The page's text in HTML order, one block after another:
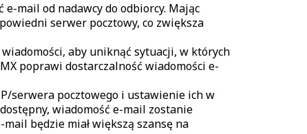
mail od nadawcy do odbiorcy. Mając
serwer pocztowy, co zwiększa
aby uniknąć sytuacji, w których
poprawi dostarczalność wiadomości e-
serwera pocztowego i ustawienie ich w
wiadomość e-mail zostanie
będzie miał większą szansę na